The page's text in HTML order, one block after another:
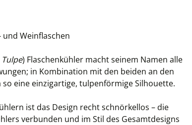
und Weinflaschen
Tulpe) Flaschenkühler macht seinem Namen alle
in Kombination mit den beiden an den
eine einzigartige, tulpenförmige Silhouette.
ist das Design recht schnörkellos – die
verbunden und im Stil des Gesamtdesigns